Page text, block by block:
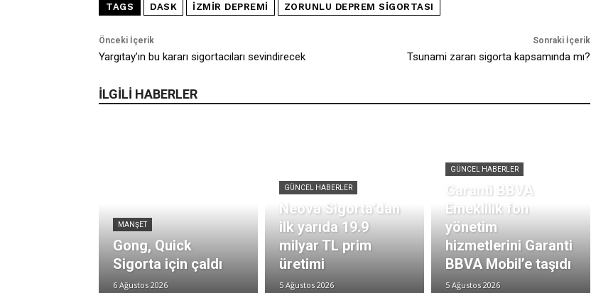
TAGS DASK İZMIR DEPREMI ZORUNLU DEPREM SIGORTASI
Önceki İçerik
Yargıtay’ın bu kararı sigortacıları sevindirecek
Sonraki İçerik
Tsunami zararı sigorta kapsamında mı?
İLGİLİ HABERLER
MANŞET
Gong, Quick
Sigorta için çaldı
6 Ağustos 2026
GÜNCEL HABERLER
Neova Sigorta’dan
ilk yarıda 19.9
milyar TL prim
üretimi
5 Ağustos 2026
GÜNCEL HABERLER
Garanti BBVA
Emeklilik fon
yönetim
hizmetlerini Garanti
BBVA Mobil’e taşıdı
5 Ağustos 2026